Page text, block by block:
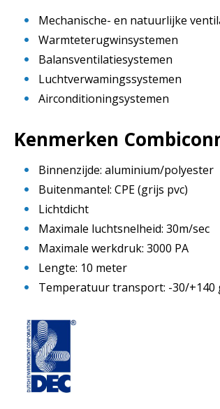
Mechanische- en natuurlijke
Warmteterugwinsystemen
Balansventilatiesystemen
Luchtverwamingssystemen
Airconditioningsystemen
Kenmerken
Binnenzijde: aluminium/polyester
Buitenmantel: CPE (grijs pvc)
Lichtdicht
Maximale luchtsnelheid: 30m/sec
Maximale werkdruk: 3000 PA
Lengte: 10 meter
Temperatuur transport: -30/+140